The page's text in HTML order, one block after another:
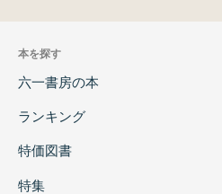
本を探す
六一書房の本
ランキング
特価図書
特集